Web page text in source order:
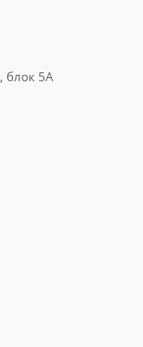
блок 5А